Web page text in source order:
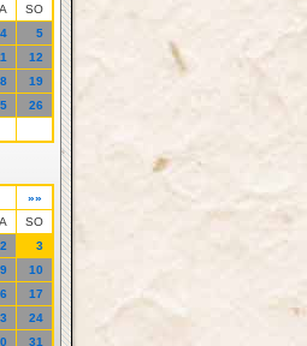
SO
4
5
12
19
26
»»
SO
2
3
9
10
17
24
31